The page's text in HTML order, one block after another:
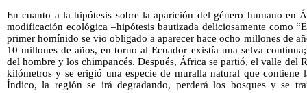
En cuanto a la hipótesis sobre la aparición del género humano en
modificación ecológica –hipótesis bautizada deliciosamente como
primer homínido se vio obligado a aparecer hace ocho millones de
10 millones de años, en torno al Ecuador existía una selva
del hombre y los chimpancés. Después, África se partió, el valle del
kilómetros y se erigió una especie de muralla natural que contiene
Índico, la región se irá degradando, perderá los bosques y se